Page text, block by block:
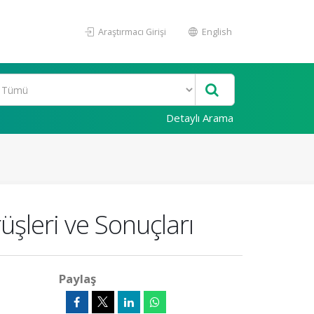
Araştırmacı Girişi English
Detaylı Arama
ve Sonuçları
Paylaş